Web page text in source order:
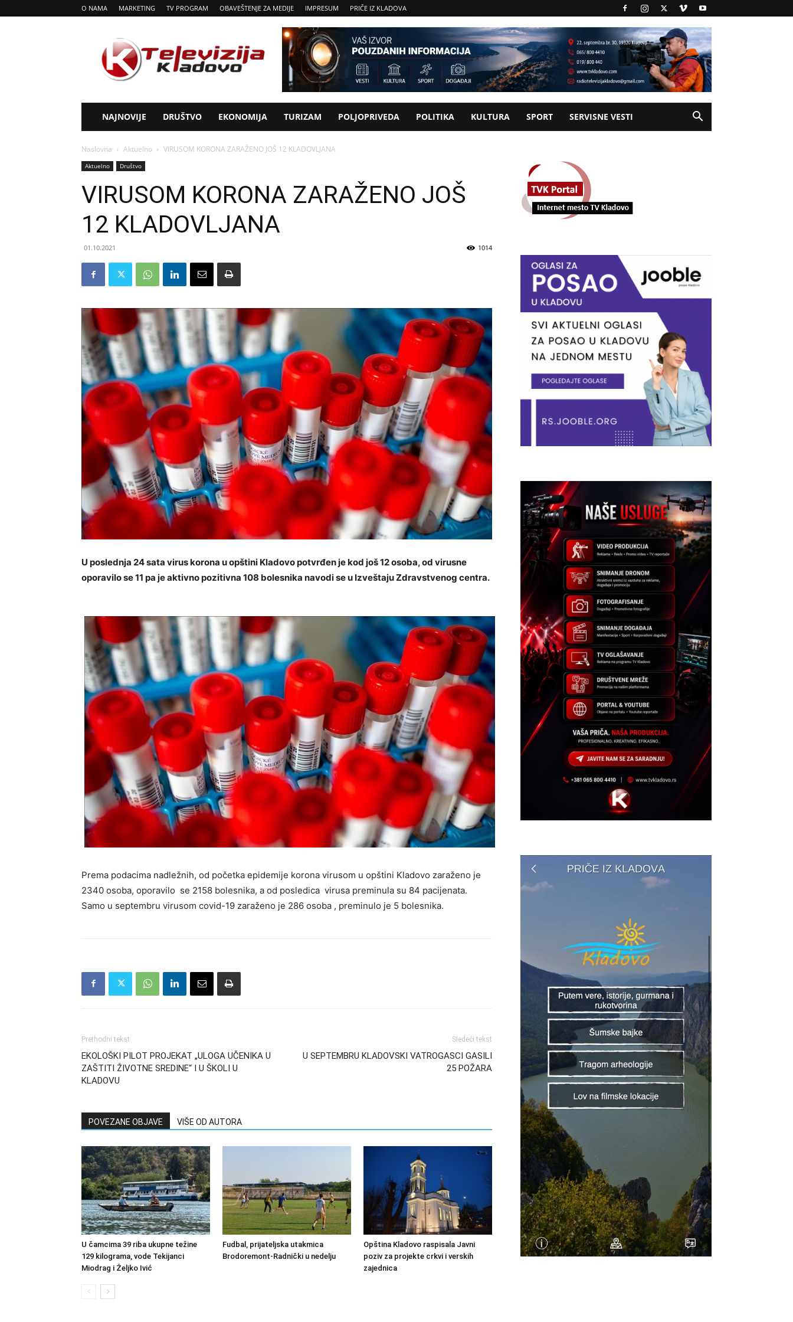
O NAMA MARKETING TV PROGRAM OBAVEŠTENJE ZA MEDIJE IMPRESUM PRIČE IZ KLADOVA
Tv
Kladovo
NAJNOVIJE DRUŠTVO EKONOMIJA TURIZAM POLJOPRIVEDA POLITIKA KULTURA SPORT SERVISNE VESTI
Naslovna Aktuelno VIRUSOM KORONA ZARAŽENO JOŠ 12 KLADOVLJANA
Aktuelno Društvo
VIRUSOM KORONA ZARAŽENO JOŠ
12 KLADOVLJANA
01.10.2021 1014
U poslednja 24 sata virus korona u opštini Kladovo potvrđen je kod još 12 osoba, od virusne
oporavilo se 11 pa je aktivno pozitivna 108 bolesnika navodi se u Izveštaju Zdravstvenog centra.
Prema podacima nadležnih, od početka epidemije korona virusom u opštini Kladovo zaraženo je
2340 osoba, oporavilo se 2158 bolesnika, a od posledica virusa preminula su 84 pacijenata.
Samo u septembru virusom covid-19 zaraženo je 286 osoba , preminulo je 5 bolesnika.
Prethodni tekst
EKOLOŠKI PILOT PROJEKAT „ULOGA UČENIKA U
ZAŠTITI ŽIVOTNE SREDINE“ I U ŠKOLI U
KLADOVU
Sledeći tekst
U SEPTEMBRU KLADOVSKI VATROGASCI GASILI
25 POŽARA
POVEZANE OBJAVE VIŠE OD AUTORA
U čamcima 39 riba ukupne težine
129 kilograma, vode Tekijanci
Miodrag i Željko Ivić
Fudbal, prijateljska utakmica
Brodoremont-Radnički u nedelju
Opština Kladovo raspisala Javni
poziv za projekte crkvi i verskih
zajednica